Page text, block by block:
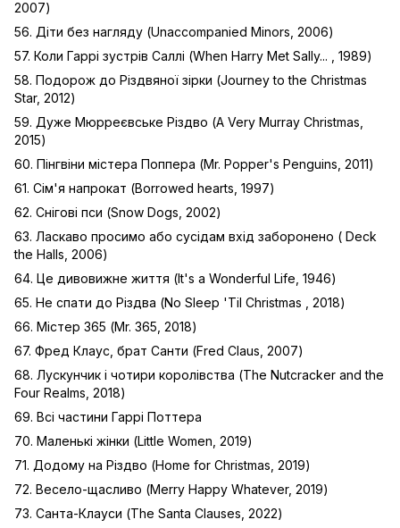
2007)
56. Діти без нагляду (Unaccompanied Minors, 2006)
57. Коли Гаррі зустрів Саллі (When Harry Met Sally... , 1989)
58. Подорож до Різдвяної зірки (Journey to the Christmas
Star, 2012)
59. Дуже Мюрреєвське Різдво (A Very Murray Christmas,
2015)
60. Пінгвіни містера Поппера (Mr. Popper's Penguins, 2011)
61. Сім'я напрокат (Borrowed hearts, 1997)
62. Снігові пси (Snow Dogs, 2002)
63. Ласкаво просимо або сусідам вхід заборонено ( Deck
the Halls, 2006)
64. Це дивовижне життя (It's a Wonderful Life, 1946)
65. Не спати до Різдва (No Sleep 'Til Christmas , 2018)
66. Містер 365 (Mr. 365, 2018)
67. Фред Клаус, брат Санти (Fred Claus, 2007)
68. Лускунчик і чотири королівства (The Nutcracker and the
Four Realms, 2018)
69. Всі частини Гаррі Поттера
70. Маленькі жінки (Little Women, 2019)
71. Додому на Різдво (Home for Christmas, 2019)
72. Весело-щасливо (Merry Happy Whatever, 2019)
73. Санта-Клауси (The Santa Clauses, 2022)